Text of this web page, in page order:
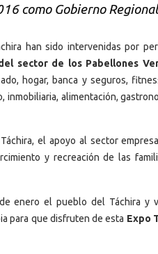
como Gobierno
han sido intervenidas por
sector de los Pabellones
hogar, banca y seguros,
alimentación,
el apoyo al sector
y recreación de las
enero el pueblo del Táchira y
para que disfruten de esta Expo